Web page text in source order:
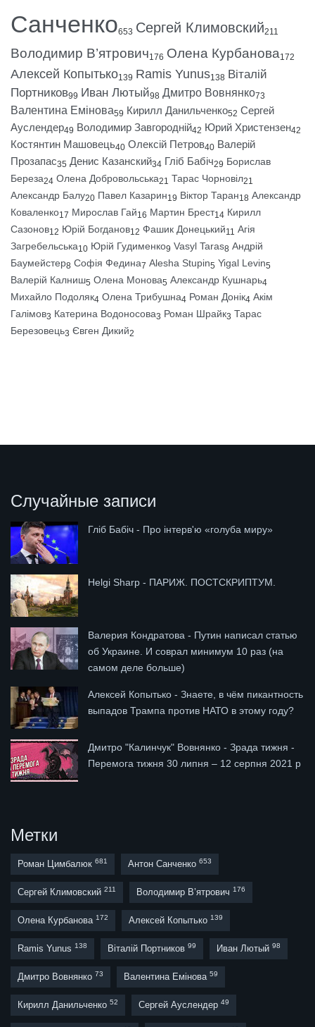
Санченко653 Сергей Климовский211
Володимир В’ятрович176 Олена Курбанова172
Алексей Копытько139 Ramis Yunus138 Віталій
Портников99 Иван Лютый98 Дмитро Вовнянко73
Валентина Емінова59 Кирилл Данильченко52 Сергей
Ауслендер49 Володимир Завгородній42 Юрий Христензен42
Костянтин Машовець40 Олексій Петров40 Валерій
Прозапас35 Денис Казанский34 Гліб Бабіч29 Борислав
Береза24 Олена Добровольська21 Тарас Чорновіл21
Александр Балу20 Павел Казарин19 Віктор Таран18 Александр
Коваленко17 Мирослав Гай16 Мартин Брест14 Кирилл
Сазонов12 Юрій Богданов12 Фашик Донецький11 Агія
Загребельська10 Юрій Гудименко9 Vasyl Taras8 Андрій
Баумейстер8 Софія Федина7 Alesha Stupin5 Yigal Levin5
Валерій Калниш5 Олена Монова5 Александр Кушнарь4
Михайло Подоляк4 Олена Трибушна4 Роман Донік4 Акім
Галімов3 Катерина Водоносова3 Роман Шрайк3 Тарас
Березовець3 Євген Дикий2
Случайные записи
Гліб Бабіч - Про інтерв'ю «голуба миру»
Helgi Sharp - ПАРИЖ. ПОСТСКРИПТУМ.
Валерия Кондратова - Путин написал статью
об Украине. И соврал минимум 10 раз (на
самом деле больше)
Алексей Копытько - Знаете, в чём пикантность
выпадов Трампа против НАТО в этому году?
Дмитро "Калинчук" Вовнянко - Зрада тижня -
Перемога тижня 30 липня – 12 серпня 2021 р
Метки
Роман Цимбалюк 681 Антон Санченко 653
Сергей Климовский 211 Володимир В’ятрович 176
Олена Курбанова 172 Алексей Копытько 139
Ramis Yunus 138 Віталій Портников 99 Иван Лютый 98
Дмитро Вовнянко 73 Валентина Емінова 59
Кирилл Данильченко 52 Сергей Ауслендер 49